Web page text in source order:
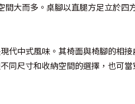
大而多。桌腳以直腿方足立於四
代中式風味。其椅面與椅腳的相
同尺寸和收納空間的選擇，也可當